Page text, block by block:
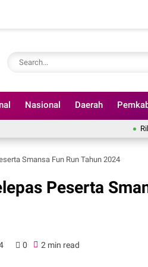
Nasional Daerah
Ribuan
Smansa Fun Run Tahun 2024
Peserta
0 2 min read